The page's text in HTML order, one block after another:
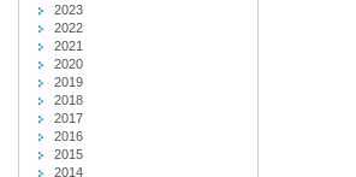
2023
2022
2021
2020
2019
2018
2017
2016
2015
2014